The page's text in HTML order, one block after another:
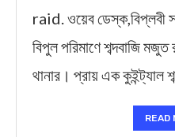
raid. ওয়েব ডেস্ক,বিপ্লবী
বিপুল পরিমাণে শব্দবাজি
থানার। প্রায় এক কুইন্ট্যাল
READ